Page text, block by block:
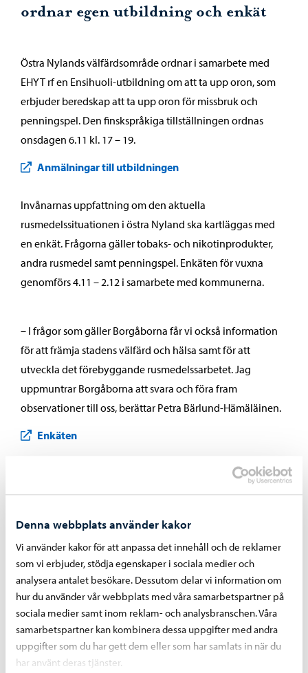
Denna webbplats använder kakor
Vi använder kakor för att anpassa det innehåll och de reklamer
som vi erbjuder, stödja egenskaper i sociala medier och
analysera antalet besökare. Dessutom delar vi information om
hur du använder vår webbplats med våra samarbetspartner på
sociala medier samt inom reklam- och analysbranschen. Våra
samarbetspartner kan kombinera dessa uppgifter med andra
uppgifter som du har gett dem eller som har samlats in när du
har använt deras tjänster.
ordnar egen utbildning och enkät
Östra Nylands välfärdsområde ordnar i samarbete med
EHYT rf en Ensihuoli-utbildning om att ta upp oron, som
erbjuder beredskap att ta upp oron för missbruk och
penningspel. Den finskspråkiga tillställningen ordnas
onsdagen 6.11 kl. 17 – 19.
Anmälningar till utbildningen
Invånarnas uppfattning om den aktuella
rusmedelssituationen i östra Nyland ska kartläggas med
en enkät. Frågorna gäller tobaks- och nikotinprodukter,
andra rusmedel samt penningspel. Enkäten för vuxna
genomförs 4.11 – 2.12 i samarbete med kommunerna.
– I frågor som gäller Borgåborna får vi också information
för att främja stadens välfärd och hälsa samt för att
utveckla det förebyggande rusmedelssarbetet. Jag
uppmuntrar Borgåborna att svara och föra fram
observationer till oss, berättar Petra Bärlund-Hämäläinen.
Enkäten
Läs mer om enkäten i Östra Nylands välfärdsområdes
Läs också om Borgå stads förebyggande rusmedelsfostran
i pressmeddelandet 29.8.2024:
Borgå stads förebyggande rusmedelsfostran